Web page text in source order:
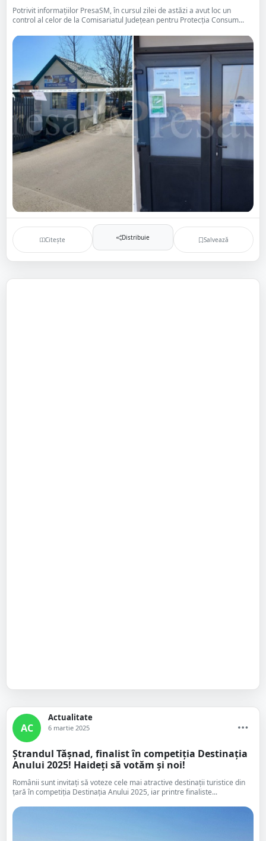
Potrivit informațiilor PresaSM, în cursul zilei de astăzi a avut loc un
control al celor de la Comisariatul Județean pentru Protecția Consum...
Citește Distribuie Salvează
AC
Actualitate
6 martie 2025
Ștrandul Tășnad, finalist în competiția Destinația
Anului 2025! Haideți să votăm și noi!
Românii sunt invitați să voteze cele mai atractive destinații turistice din
țară în competiția Destinația Anului 2025, iar printre finaliste...